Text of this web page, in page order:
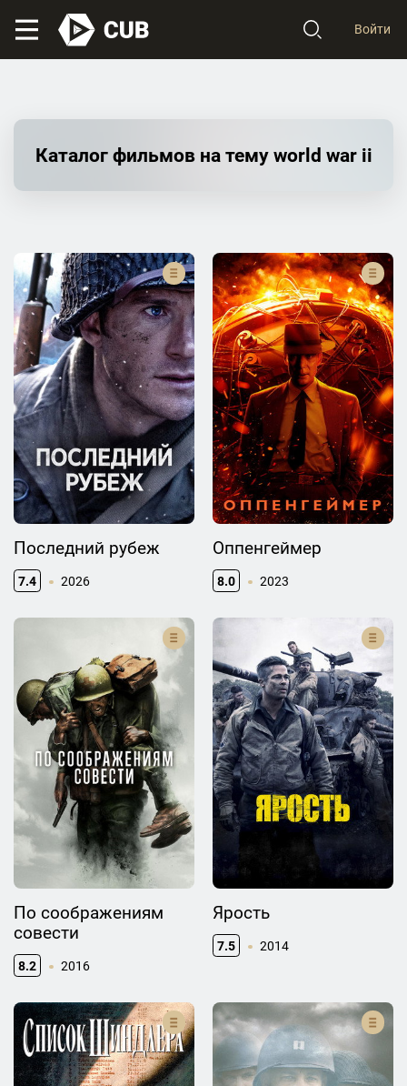
Войти
Каталог фильмов на тему world war ii
Последний рубеж
7.4 2026
Оппенгеймер
8.0 2023
По соображениям
совести
8.2 2016
Ярость
7.5 2014